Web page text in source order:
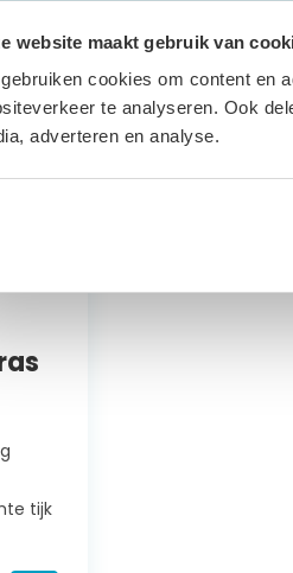
website maakt gebruik van
cookies om content en
te analyseren. Ook
adverteren en analyse.
tijk